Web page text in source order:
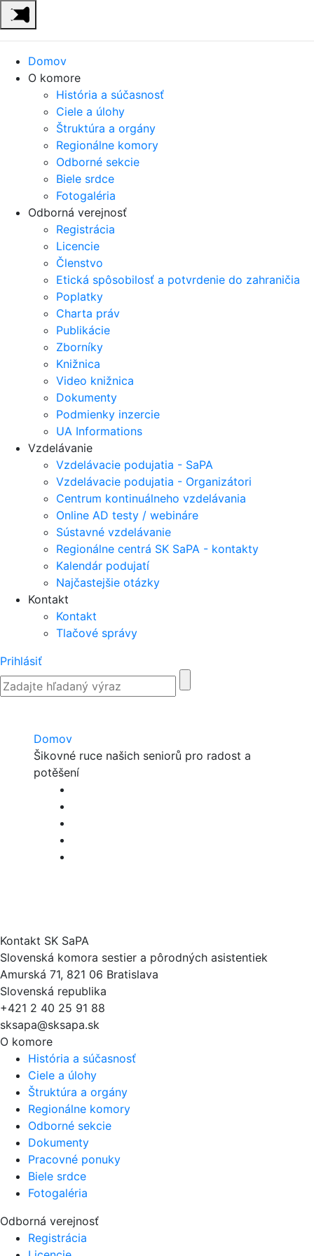
Domov
O komore
História a súčasnosť
Ciele a úlohy
Štruktúra a orgány
Regionálne komory
Odborné sekcie
Biele srdce
Fotogaléria
Odborná verejnosť
Registrácia
Licencie
Členstvo
Etická spôsobilosť a potvrdenie do zahraničia
Poplatky
Charta práv
Publikácie
Zborníky
Knižnica
Video knižnica
Dokumenty
Podmienky inzercie
UA Informations
Vzdelávanie
Vzdelávacie podujatia - SaPA
Vzdelávacie podujatia - Organizátori
Centrum kontinuálneho vzdelávania
Online AD testy / webináre
Sústavné vzdelávanie
Regionálne centrá SK SaPA - kontakty
Kalendár podujatí
Najčastejšie otázky
Kontakt
Kontakt
Tlačové správy
Prihlásiť
Domov
Šikovné ruce našich seniorů pro radost a
potěšení
Kontakt SK SaPA
Slovenská komora sestier a pôrodných asistentiek
Amurská 71, 821 06 Bratislava
Slovenská republika
+421 2 40 25 91 88
sksapa@sksapa.sk
O komore
História a súčasnosť
Ciele a úlohy
Štruktúra a orgány
Regionálne komory
Odborné sekcie
Dokumenty
Pracovné ponuky
Biele srdce
Fotogaléria
Odborná verejnosť
Registrácia